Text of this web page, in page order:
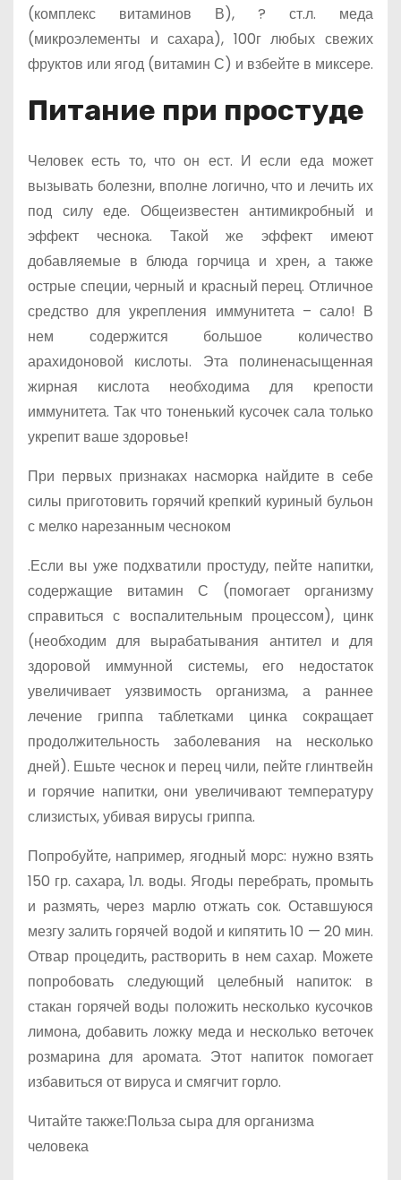
(комплекс витаминов В), ? ст.л. меда
(микроэлементы и сахара), 100г любых свежих
фруктов или ягод (витамин С) и взбейте в миксере.
Питание при простуде
Человек есть то, что он ест. И если еда может
вызывать болезни, вполне логично, что и лечить их
под силу еде. Общеизвестен антимикробный и
эффект чеснока. Такой же эффект имеют
добавляемые в блюда горчица и хрен, а также
острые специи, черный и красный перец. Отличное
средство для укрепления иммунитета – сало! В
нем содержится большое количество
арахидоновой кислоты. Эта полиненасыщенная
жирная кислота необходима для крепости
иммунитета. Так что тоненький кусочек сала только
укрепит ваше здоровье!
При первых признаках насморка найдите в себе
силы приготовить горячий крепкий куриный бульон
с мелко нарезанным чесноком
.Если вы уже подхватили простуду, пейте напитки,
содержащие витамин С (помогает организму
справиться с воспалительным процессом), цинк
(необходим для вырабатывания антител и для
здоровой иммунной системы, его недостаток
увеличивает уязвимость организма, а раннее
лечение гриппа таблетками цинка сокращает
продолжительность заболевания на несколько
дней). Ешьте чеснок и перец чили, пейте глинтвейн
и горячие напитки, они увеличивают температуру
слизистых, убивая вирусы гриппа.
Попробуйте, например, ягодный морс: нужно взять
150 гр. сахара, 1л. воды. Ягоды перебрать, промыть
и размять, через марлю отжать сок. Оставшуюся
мезгу залить горячей водой и кипятить 10 — 20 мин.
Отвар процедить, растворить в нем сахар. Можете
попробовать следующий целебный напиток: в
стакан горячей воды положить несколько кусочков
лимона, добавить ложку меда и несколько веточек
розмарина для аромата. Этот напиток помогает
избавиться от вируса и смягчит горло.
Читайте также:Польза сыра для организма
человека